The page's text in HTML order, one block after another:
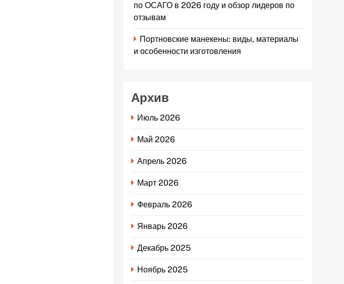
по ОСАГО в 2026 году и обзор лидеров по
отзывам
Портновские манекены: виды, материалы
и особенности изготовления
Архив
Июль 2026
Май 2026
Апрель 2026
Март 2026
Февраль 2026
Январь 2026
Декабрь 2025
Ноябрь 2025